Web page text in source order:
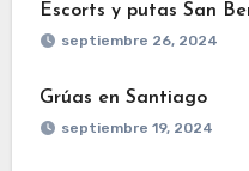
Escorts y putas San
septiembre 26, 2024
Grúas en Santiago
septiembre 19, 2024